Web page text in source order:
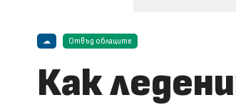
☁ Отвъд облаците
Как